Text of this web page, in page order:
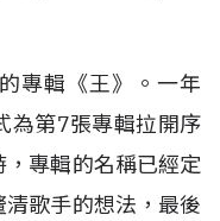
專輯《王》。一年
為第7張專輯拉開序
專輯的名稱已經定
歌手的想法，最後